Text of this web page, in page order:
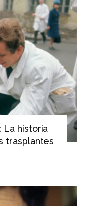
La historia
trasplantes